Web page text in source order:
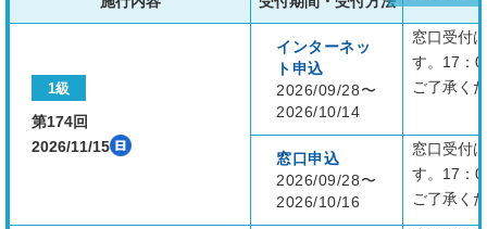
1級
第174回
2026/11/15
インターネッ
ト申込
2026/09/28〜
2026/10/14
窓口受付
す。17：
ご了承く
窓口申込
2026/09/28〜
2026/10/16
窓口受付
す。17：
ご了承く